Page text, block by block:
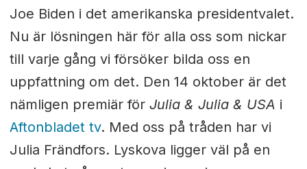
Joe Biden i det amerikanska presidentvalet.
Nu är lösningen här för alla oss som nickar
till varje gång vi försöker bilda oss en
uppfattning om det. Den 14 oktober är det
nämligen premiär för Julia & Julia & USA i
Aftonbladet tv. Med oss på tråden har vi
Julia Frändfors. Lyskova ligger väl på en